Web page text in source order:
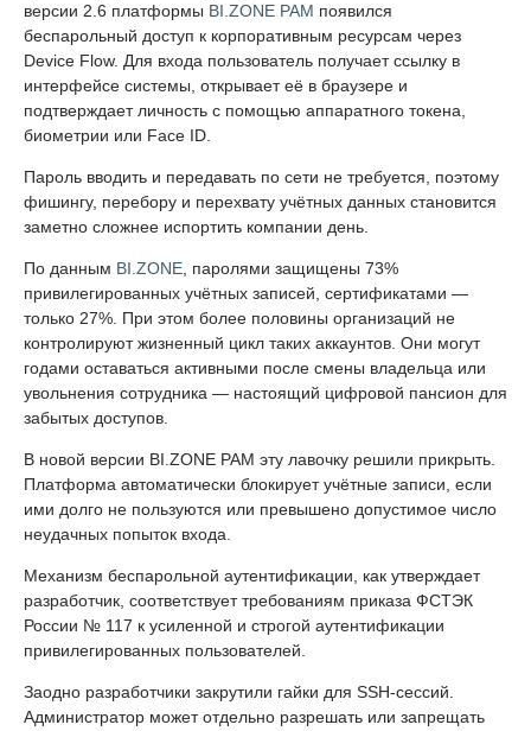
версии 2.6 платформы BI.ZONE PAM появился
беспарольный доступ к корпоративным ресурсам через
Device Flow. Для входа пользователь получает ссылку в
интерфейсе системы, открывает её в браузере и
подтверждает личность с помощью аппаратного токена,
биометрии или Face ID.
Пароль вводить и передавать по сети не требуется, поэтому
фишингу, перебору и перехвату учётных данных становится
заметно сложнее испортить компании день.
По данным BI.ZONE, паролями защищены 73%
привилегированных учётных записей, сертификатами —
только 27%. При этом более половины организаций не
контролируют жизненный цикл таких аккаунтов. Они могут
годами оставаться активными после смены владельца или
увольнения сотрудника — настоящий цифровой пансион для
забытых доступов.
В новой версии BI.ZONE PAM эту лавочку решили прикрыть.
Платформа автоматически блокирует учётные записи, если
ими долго не пользуются или превышено допустимое число
неудачных попыток входа.
Механизм беспарольной аутентификации, как утверждает
разработчик, соответствует требованиям приказа ФСТЭК
России № 117 к усиленной и строгой аутентификации
привилегированных пользователей.
Заодно разработчики закрутили гайки для SSH-сессий.
Администратор может отдельно разрешать или запрещать